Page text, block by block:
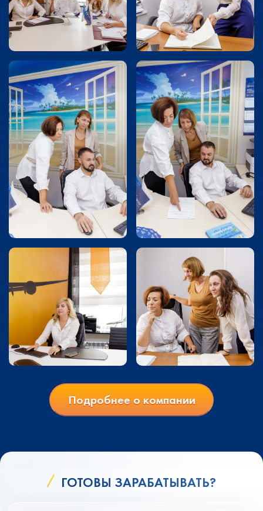
Подробнее о компании
ГОТОВЫ ЗАРАБАТЫВАТЬ?